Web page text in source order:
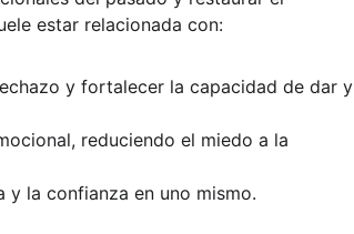
estar relacionada con:
y fortalecer la capacidad de dar y
reduciendo el miedo a la
y la confianza en uno mismo.